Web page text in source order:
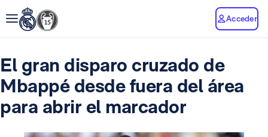
Acceder
El gran disparo cruzado de
Mbappé desde fuera del área
para abrir el marcador